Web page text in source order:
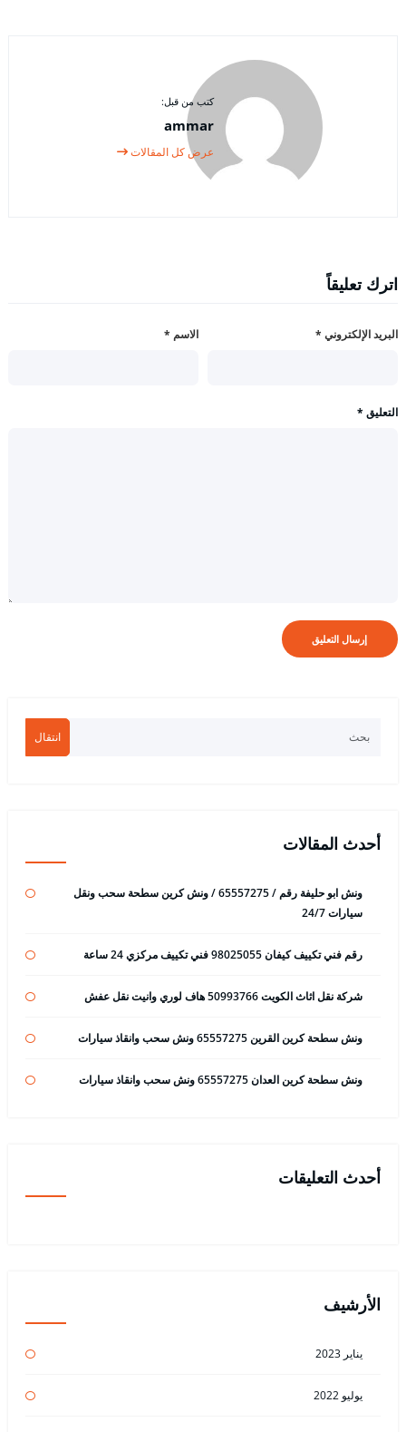
كتب من قبل:
ammar
عرض كل المقالات
اترك تعليقاً
الاسم * البريد الإلكتروني *
التعليق *
انتقال
أحدث المقالات
ونش ابو حليفة رقم / 65557275 / ونش كرين سطحة سحب ونقل
سيارات 24/7
رقم فني تكييف كيفان 98025055 فني تكييف مركزي 24 ساعة
شركة نقل اثاث الكويت 50993766 هاف لوري وانيت نقل عفش
ونش سطحة كرين القرين 65557275 ونش سحب وانقاذ سيارات
ونش سطحة كرين العدان 65557275 ونش سحب وانقاذ سيارات
أحدث التعليقات
الأرشيف
يناير 2023
يوليو 2022